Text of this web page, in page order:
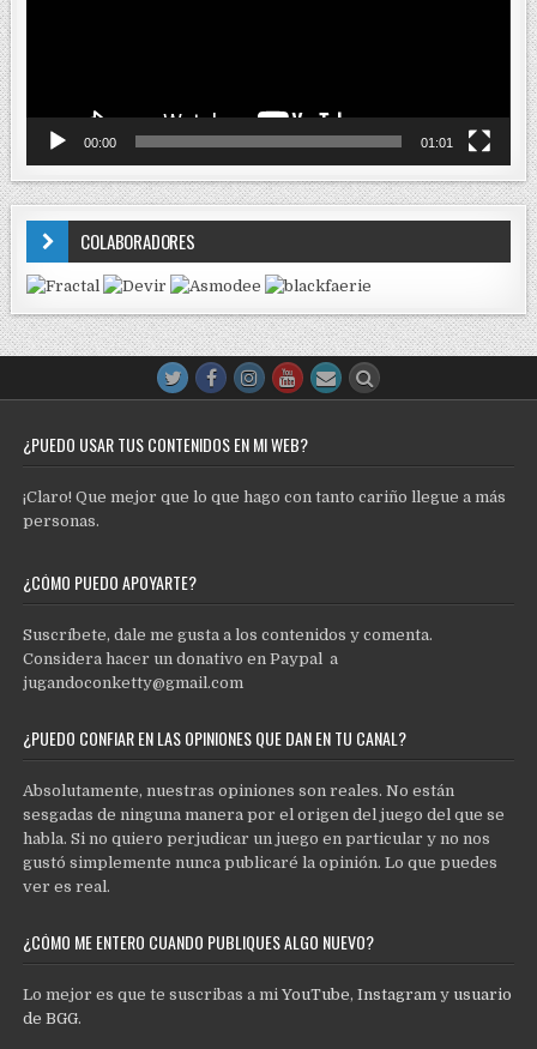
00:00 01:01
COLABORADORES
¿PUEDO USAR TUS CONTENIDOS EN MI WEB?
¡Claro! Que mejor que lo que hago con tanto cariño llegue a más
personas.
¿CÓMO PUEDO APOYARTE?
Suscríbete, dale me gusta a los contenidos y comenta.
Considera hacer un donativo en Paypal a
jugandoconketty@gmail.com
¿PUEDO CONFIAR EN LAS OPINIONES QUE DAN EN TU CANAL?
Absolutamente, nuestras opiniones son reales. No están
sesgadas de ninguna manera por el origen del juego del que se
habla. Si no quiero perjudicar un juego en particular y no nos
gustó simplemente nunca publicaré la opinión. Lo que puedes
ver es real.
¿CÓMO ME ENTERO CUANDO PUBLIQUES ALGO NUEVO?
Lo mejor es que te suscribas a miYouTube,Instagram y usuario
de BGG.